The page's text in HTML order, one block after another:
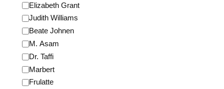
r
i
e
M
a
r
k
Elizabeth Grant
Judith Williams
Beate Johnen
M. Asam
Dr. Taffi
Marbert
Frulatte